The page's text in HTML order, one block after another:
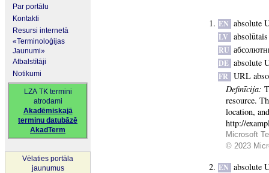
Par portālu
Kontakti
Resursi internetā
«Terminoloģijas
Jaunumi»
Atbalstītāji
Notikumi
LZA TK termini
atrodami
Akadēmiskajā
terminu datubāzē
AkadTerm
Vēlaties portāla
jaunumus
EN absolute
LV
RU
DE absolute
FR URL
Definīcija:
resource.
location,
http://
Microsoft
© 2023
EN absolute